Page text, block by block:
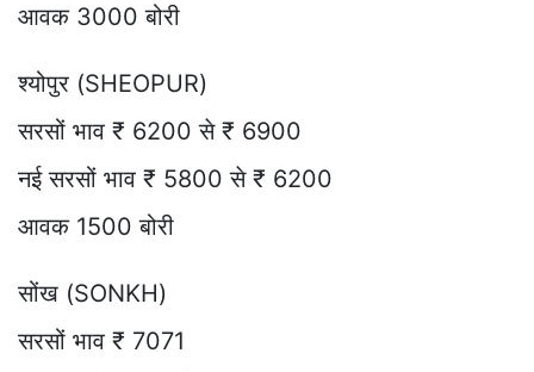
आवक 3000 बोरी
श्योपुर (SHEOPUR)
सरसों भाव ₹ 6200 से ₹ 6900
नई सरसों भाव ₹ 5800 से ₹ 6200
आवक 1500 बोरी
सोंख (SONKH)
सरसों भाव ₹ 7071